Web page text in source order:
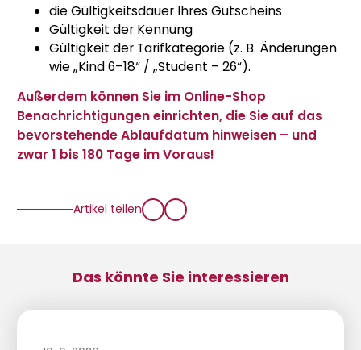
die Gültigkeitsdauer Ihres Gutscheins
Gültigkeit der Kennung
Gültigkeit der Tarifkategorie (z. B. Änderungen
wie „Kind 6–18“ / „Student – 26“).
Außerdem können Sie im Online-Shop
Benachrichtigungen einrichten, die Sie auf das
bevorstehende Ablaufdatum hinweisen – und
zwar 1 bis 180 Tage im Voraus!
Artikel teilen
Das könnte Sie interessieren